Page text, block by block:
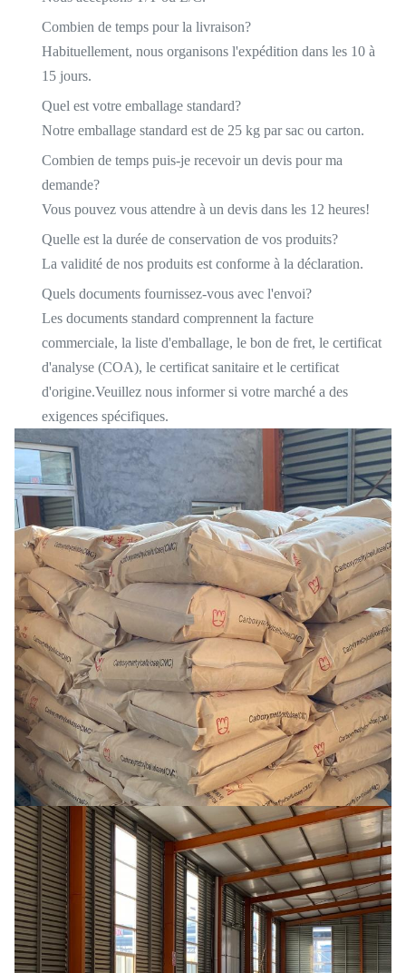
Combien de temps pour la livraison?
Habituellement, nous organisons l'expédition dans les 10 à
15 jours.
Quel est votre emballage standard?
Notre emballage standard est de 25 kg par sac ou carton.
Combien de temps puis-je recevoir un devis pour ma
demande?
Vous pouvez vous attendre à un devis dans les 12 heures!
Quelle est la durée de conservation de vos produits?
La validité de nos produits est conforme à la déclaration.
Quels documents fournissez-vous avec l'envoi?
Les documents standard comprennent la facture
commerciale, la liste d'emballage, le bon de fret, le certificat
d'analyse (COA), le certificat sanitaire et le certificat
d'origine.Veuillez nous informer si votre marché a des
exigences spécifiques.